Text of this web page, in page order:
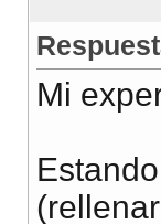
Mi